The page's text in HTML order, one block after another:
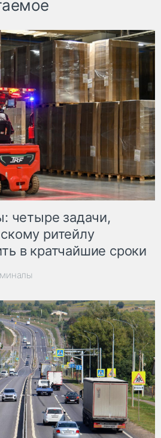
четыре задачи,
ритейлу
в кратчайшие сроки